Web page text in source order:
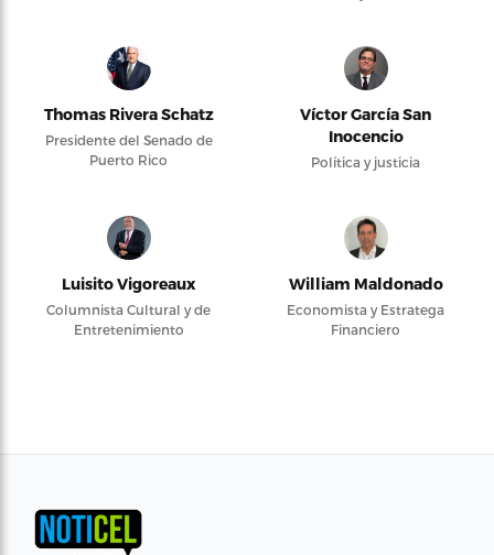
Thomas Rivera Schatz
Presidente del Senado de
Puerto Rico
Víctor García San
Inocencio
Política y justicia
Luisito Vigoreaux
Columnista Cultural y de
Entretenimiento
William Maldonado
Economista y Estratega
Financiero